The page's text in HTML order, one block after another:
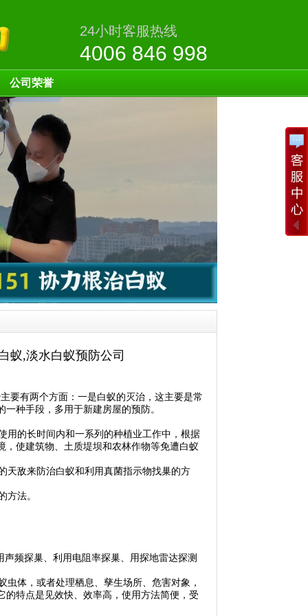
24小时客服热线
4006 846 998
公司荣誉
蚁,淡水白蚁预防公司
主要有两个方面：一是白蚁的灭治，这主要是常
一种手段，多用于新建房屋的预防。
用的长时间内和一系列的种植业工作中，根据
，使建筑物、土质堤坝和农林作物等免遭白蚁
天敌来防治白蚁和利用真菌指示物找巢的方
方法。
频探巢、利用电阻率探巢、用探地雷达探测
体，或者处理栖息、孳生场所、危害对象，
特点是见效快、效率高，使用方法简便，受